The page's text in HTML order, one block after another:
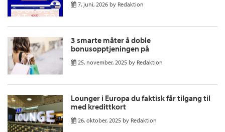
7. juni, 2026 by Redaktion
3 smarte måter å doble
bonusopptjeningen på
25. november, 2025 by Redaktion
Lounger i Europa du faktisk får tilgang til
med kredittkort
26. oktober, 2025 by Redaktion